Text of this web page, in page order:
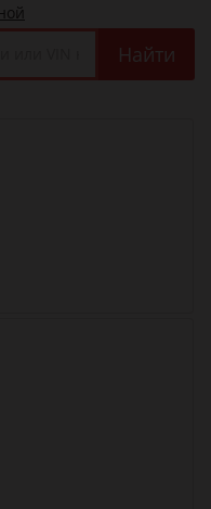
Найти